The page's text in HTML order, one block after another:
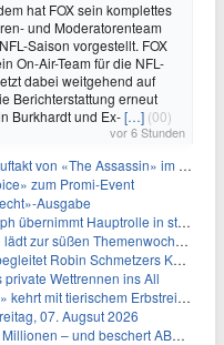
hat FOX sein komplettes
und Moderatorenteam
Saison vorgestellt. FOX
On-Air-Team für die NFL-
dabei weitgehend auf
Berichterstattung erneut
Burkhardt und Ex-[…] (00)
vor 6 Stunden
von «The Assassin» im Fernsehen
zum Promi-Event
Ausgabe
Hauptrolle in starbesetzter schwarzer Komödie
zur süßen Themenwoche ein
Kampf gegen eine seltene Krankheit
Wettrennen ins All
mit tierischem Erbstreit zurück
07. Augsut 2026
– und beschert ABC Top-Quoten